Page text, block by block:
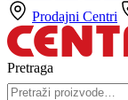
Prodajni Centri
Pretraga